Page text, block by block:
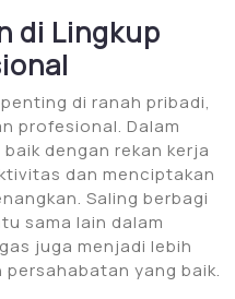
di Lingkup
di ranah pribadi,
profesional. Dalam
dengan rekan kerja
dan menciptakan
Saling berbagi
sama lain dalam
juga menjadi lebih
yang baik.